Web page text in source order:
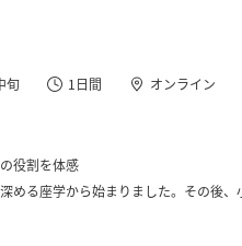
旬 1日間 オンライン
役割を体感
。その後、小売店向けの売場提案を行うグループワークに取り